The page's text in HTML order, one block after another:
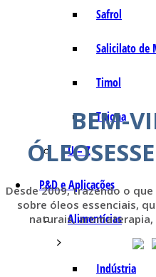
Safrol
Salicilato de
Timol
Tujona
U – Z
P&D e Aplicações
Alimentícias
Indústria
BEM-
Desde 2009, trazendo o
sobre óleos essenciais,
naturais,